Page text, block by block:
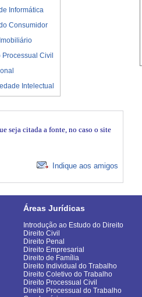
Informática
Consumidor
Processual Civil
Intelectual
seja citada a fonte, no caso o site
Indique aos amigos
Áreas Jurídicas
Introdução ao Estudo do Direito
Direito Civil
Direito Penal
Direito Empresarial
Direito de Família
Direito Individual do Trabalho
Direito Coletivo do Trabalho
Direito Processual Civil
Direito Processual do Trabalho